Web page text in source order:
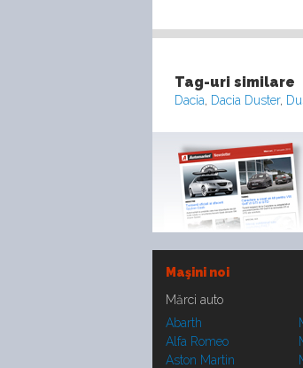
Tag-uri similare
Dacia, Dacia Duster,
Maşini noi
Mărci auto
Abarth
Alfa Romeo
Aston Martin